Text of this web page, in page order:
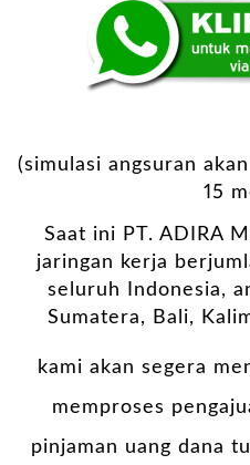
(simulasi angsuran
15
Saat ini PT. ADIRA
jaringan kerja
seluruh Indonesia,
Sumatera, Bali,
kami akan segera
memproses
pinjaman uang dana